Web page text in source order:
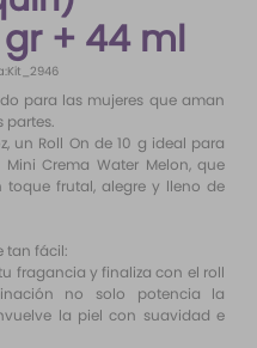
gr + 44 ml
:Kit_2946
para las mujeres que aman
partes.
un Roll On de 10 g ideal para
Crema Water Melon, que
frutal, alegre y lleno de
tan fácil:
fragancia y finaliza con el roll
no solo potencia la
la piel con suavidad e